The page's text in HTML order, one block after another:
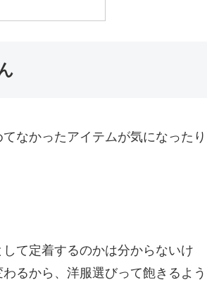
なかったアイテムが気になったり
て定着するのかは分からないけ
るから、洋服選びって飽きるよう